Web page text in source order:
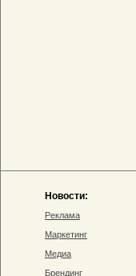
Новости:
Реклама
Маркетинг
Медиа
Брендинг